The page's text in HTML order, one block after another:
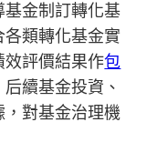
金制訂轉化基
各類轉化基金實
效評價結果作包
續基金投資、
對基金治理機